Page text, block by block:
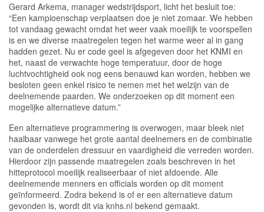
Gerard Arkema, manager wedstrijdsport, licht het besluit toe:
“Een kampioenschap verplaatsen doe je niet zomaar. We hebben
tot vandaag gewacht omdat het weer vaak moeilijk te voorspellen
is en we diverse maatregelen tegen het warme weer al in gang
hadden gezet. Nu er code geel is afgegeven door het KNMI en
het, naast de verwachte hoge temperatuur, door de hoge
luchtvochtigheid ook nog eens benauwd kan worden, hebben we
besloten geen enkel risico te nemen met het welzijn van de
deelnemende paarden. We onderzoeken op dit moment een
mogelijke alternatieve datum.”
Een alternatieve programmering is overwogen, maar bleek niet
haalbaar vanwege het grote aantal deelnemers en de combinatie
van de onderdelen dressuur en vaardigheid die verreden worden.
Hierdoor zijn passende maatregelen zoals beschreven in het
hitteprotocol moeilijk realiseerbaar of niet afdoende. Alle
deelnemende menners en officials worden op dit moment
geïnformeerd. Zodra bekend is of er een alternatieve datum
gevonden is, wordt dit via knhs.nl bekend gemaakt.